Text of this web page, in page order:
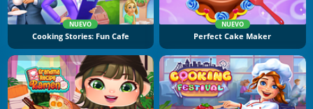
NUEVO
Cooking Stories: Fun Cafe
NUEVO
Perfect Cake Maker